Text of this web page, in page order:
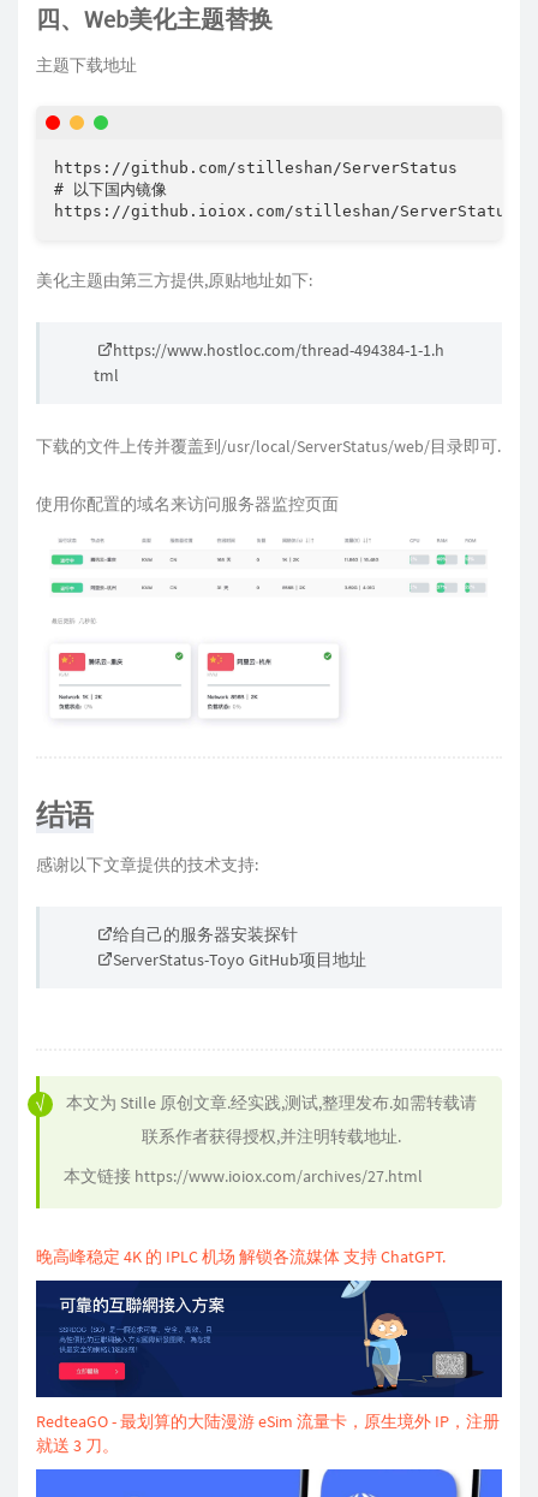
四、Web美化主题替换
主题下载地址
https://github.com/stilleshan/ServerStatus
# 以下国内镜像
https://github.ioiox.com/stilleshan/ServerStatus
美化主题由第三方提供,原贴地址如下:
https://www.hostloc.com/thread-494384-1-1.h
tml
下载的文件上传并覆盖到/usr/local/ServerStatus/web/目录即可.
使用你配置的域名来访问服务器监控页面
结语
感谢以下文章提供的技术支持:
给自己的服务器安装探针
ServerStatus-Toyo GitHub项目地址
本文为 Stille 原创文章.经实践,测试,整理发布.如需转载请
联系作者获得授权,并注明转载地址.
本文链接 https://www.ioiox.com/archives/27.html
晚高峰稳定 4K 的 IPLC 机场 解锁各流媒体 支持 ChatGPT.
RedteaGO - 最划算的大陆漫游 eSim 流量卡，原生境外 IP，注册
就送 3 刀。